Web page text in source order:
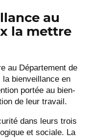
au
la mettre
au Département de
la bienveillance en
portée au bien-
de leur travail.
dans leurs trois
et sociale. La